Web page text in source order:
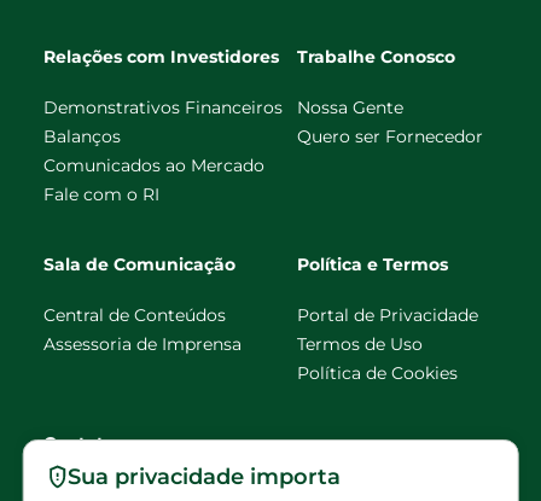
Sua privacidade importa
Relações com Investidores
Demonstrativos Financeiros
Balanços
Comunicados ao Mercado
Fale com o RI
Trabalhe Conosco
Nossa Gente
Quero ser Fornecedor
Sala de Comunicação
Central de Conteúdos
Assessoria de Imprensa
Política e Termos
Portal de Privacidade
Termos de Uso
Política de Cookies
Contato